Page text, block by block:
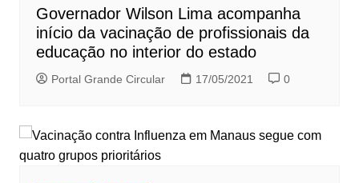
Governador Wilson Lima acompanha
início da vacinação de profissionais da
educação no interior do estado
Portal Grande Circular 17/05/2021 0